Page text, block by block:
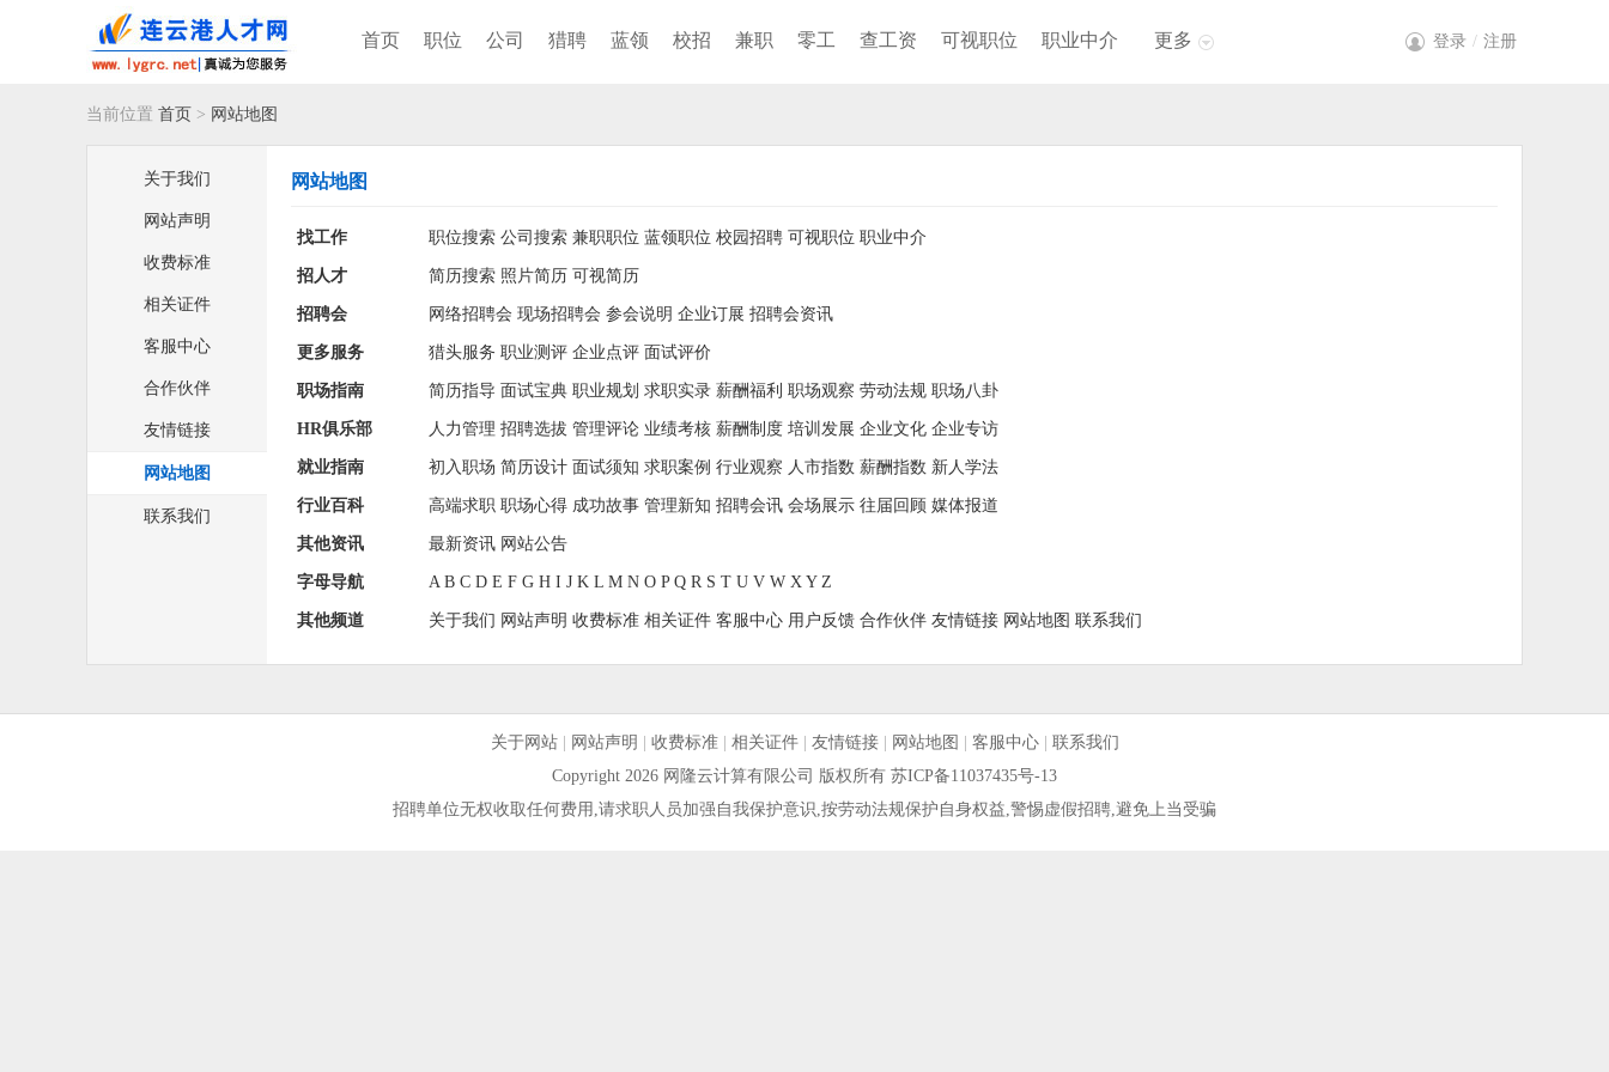
首页 职位 公司 猎聘 蓝领 校招 兼职 零工 查工资 可视职位 职业中介 更多 登录 / 注册
当前位置 首页 > 网站地图
关于我们
网站声明
收费标准
相关证件
客服中心
合作伙伴
友情链接
网站地图
联系我们
网站地图
找工作 职位搜索 公司搜索 兼职职位 蓝领职位 校园招聘 可视职位 职业中介
招人才 简历搜索 照片简历 可视简历
招聘会 网络招聘会 现场招聘会 参会说明 企业订展 招聘会资讯
更多服务 猎头服务 职业测评 企业点评 面试评价
职场指南 简历指导 面试宝典 职业规划 求职实录 薪酬福利 职场观察 劳动法规 职场八卦
HR俱乐部 人力管理 招聘选拔 管理评论 业绩考核 薪酬制度 培训发展 企业文化 企业专访
就业指南 初入职场 简历设计 面试须知 求职案例 行业观察 人市指数 薪酬指数 新人学法
行业百科 高端求职 职场心得 成功故事 管理新知 招聘会讯 会场展示 往届回顾 媒体报道
其他资讯 最新资讯 网站公告
字母导航 A B C D E F G H I J K L M N O P Q R S T U V W X Y Z
其他频道 关于我们 网站声明 收费标准 相关证件 客服中心 用户反馈 合作伙伴 友情链接 网站地图 联系我们
关于网站| 网站声明 收费标准| 相关证件| 友情链接| 网站地图 客服中心| 联系我们
Copyright 2026 网隆云计算有限公司 版权所有 苏ICP备11037435号-13
招聘单位无权收取任何费用,请求职人员加强自我保护意识,按劳动法规保护自身权益,警惕虚假招聘,避免上当受骗